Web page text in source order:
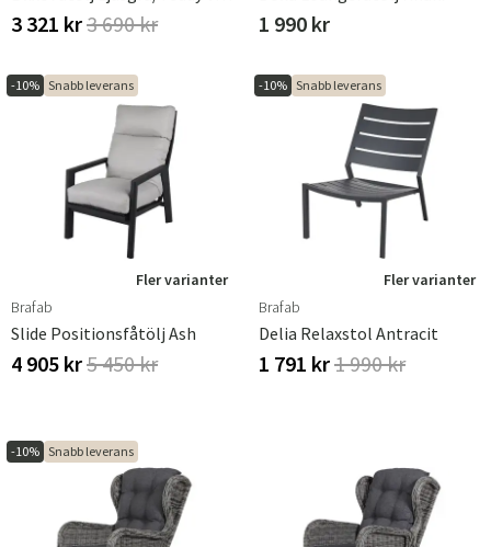
3 321 kr3 690 kr 1 990 kr
-10% Snabb leverans
Fler varianter
Brafab
Slide Positionsfåtölj Ash
4 905 kr5 450 kr
-10% Snabb leverans
Fler varianter
Brafab
Delia Relaxstol Antracit
1 791 kr1 990 kr
-10% Snabb leverans